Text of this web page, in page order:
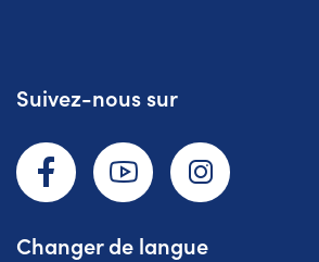
Suivez-nous sur
Changer de langue